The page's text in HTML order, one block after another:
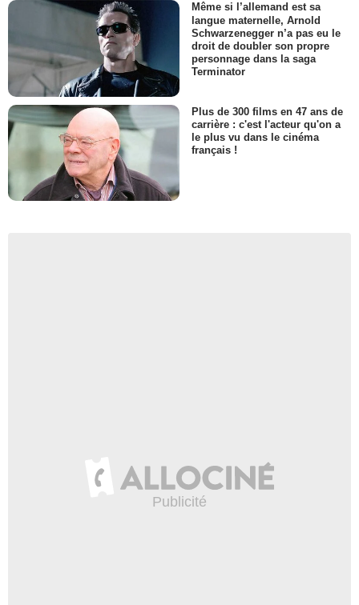
Même si l’allemand est sa
langue maternelle, Arnold
Schwarzenegger n’a pas eu le
droit de doubler son propre
personnage dans la saga
Terminator
Plus de 300 films en 47 ans de
carrière : c'est l'acteur qu'on a
le plus vu dans le cinéma
français !